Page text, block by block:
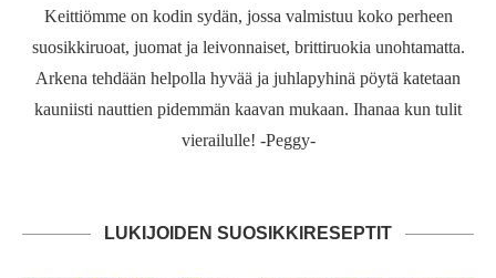
Keittiömme on kodin sydän, jossa valmistuu koko perheen
suosikkiruoat, juomat ja leivonnaiset, brittiruokia unohtamatta.
Arkena tehdään helpolla hyvää ja juhlapyhinä pöytä katetaan
kauniisti nauttien pidemmän kaavan mukaan. Ihanaa kun tulit
vierailulle! -Peggy-
LUKIJOIDEN SUOSIKKIRESEPTIT